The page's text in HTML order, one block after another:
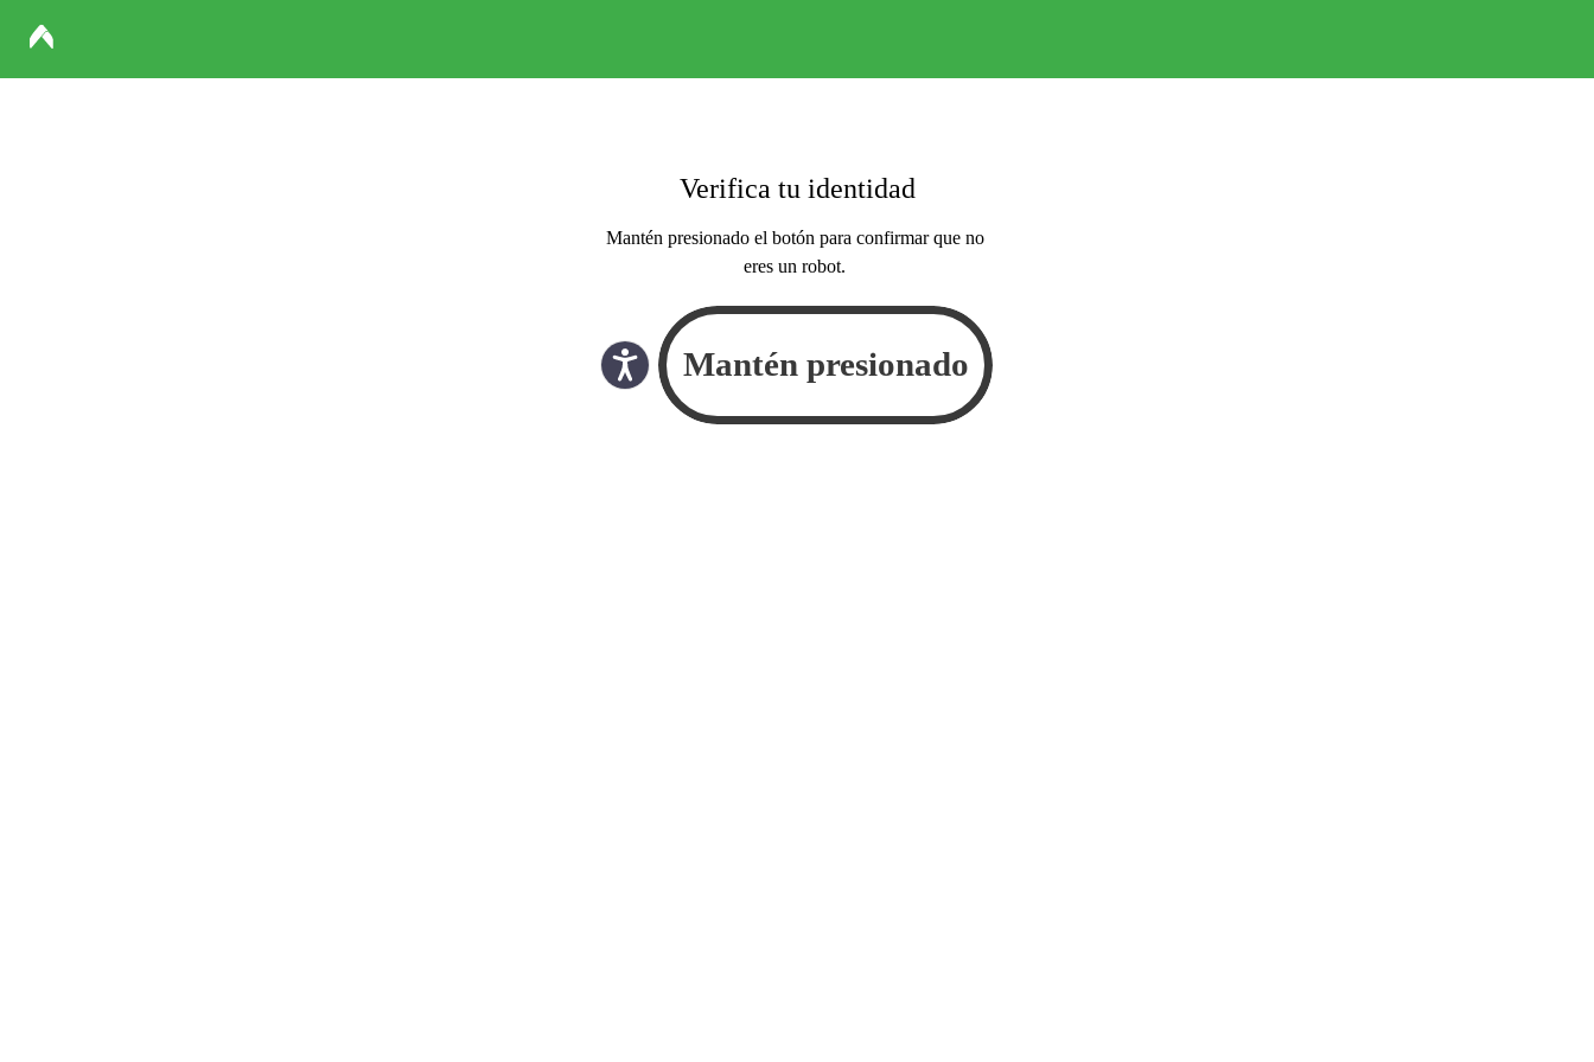
Verifica tu identidad
Mantén presionado el botón para confirmar que no
eres un robot.